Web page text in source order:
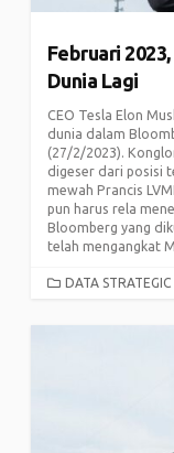
Februari
Dunia Lagi
CEO Tesla Elon
dunia dalam
(27/2/2023).
digeser dari posisi
mewah Prancis
pun harus rela
Bloomberg yang
telah mengangkat
CATEGORIES
DATA STRATEGIC